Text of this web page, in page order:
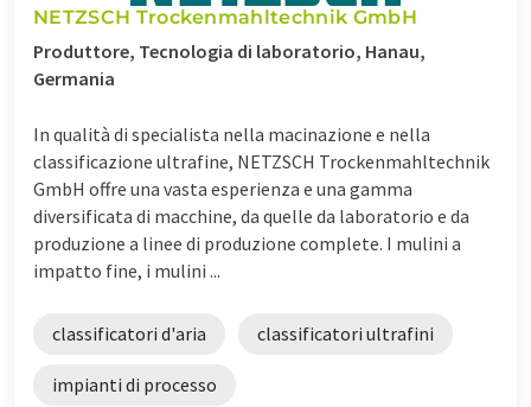
NETZSCH Trockenmahltechnik GmbH
Produttore, Tecnologia di laboratorio, Hanau,
Germania
In qualità di specialista nella macinazione e nella
classificazione ultrafine, NETZSCH Trockenmahltechnik
GmbH offre una vasta esperienza e una gamma
diversificata di macchine, da quelle da laboratorio e da
produzione a linee di produzione complete. I mulini a
impatto fine, i mulini ...
classificatori d'aria classificatori ultrafini
impianti di processo